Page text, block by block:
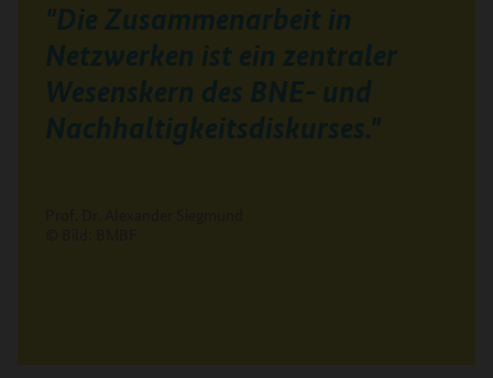
"Die Zusammenarbeit in
Netzwerken ist ein zentraler
Wesenskern des BNE- und
Nachhaltigkeitsdiskurses."